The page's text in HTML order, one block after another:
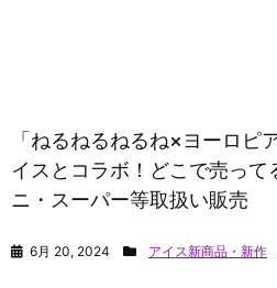
「ねるねるねるね×ヨーロピ
イスとコラボ！どこで売っ
ニ・スーパー等取扱い販売
6月 20, 2024 アイス新商品・新作